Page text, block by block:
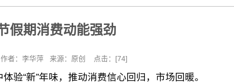
假期消费动能强劲
者：李华萍 来源：原创 点击：[74]
验“新”年味，推动消费信心回归，市场回暖。